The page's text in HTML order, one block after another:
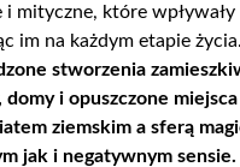
i mityczne, które
im na każdym etapie życia.
stworzenia
domy i opuszczone
ziemskim a sferą
jak i negatywnym sensie.